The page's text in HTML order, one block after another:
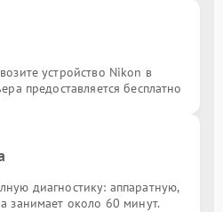
устройство Nikon в
предоставляется бесплатно
диагностику: аппаратную,
занимает около 60 минут.